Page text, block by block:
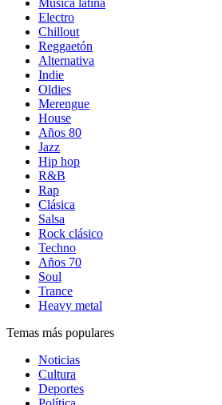
Música latina
Electro
Chillout
Reggaetón
Alternativa
Indie
Oldies
Merengue
House
Años 80
Jazz
Hip hop
R&B
Rap
Clásica
Salsa
Rock clásico
Techno
Años 70
Soul
Trance
Heavy metal
Temas más populares
Noticias
Cultura
Deportes